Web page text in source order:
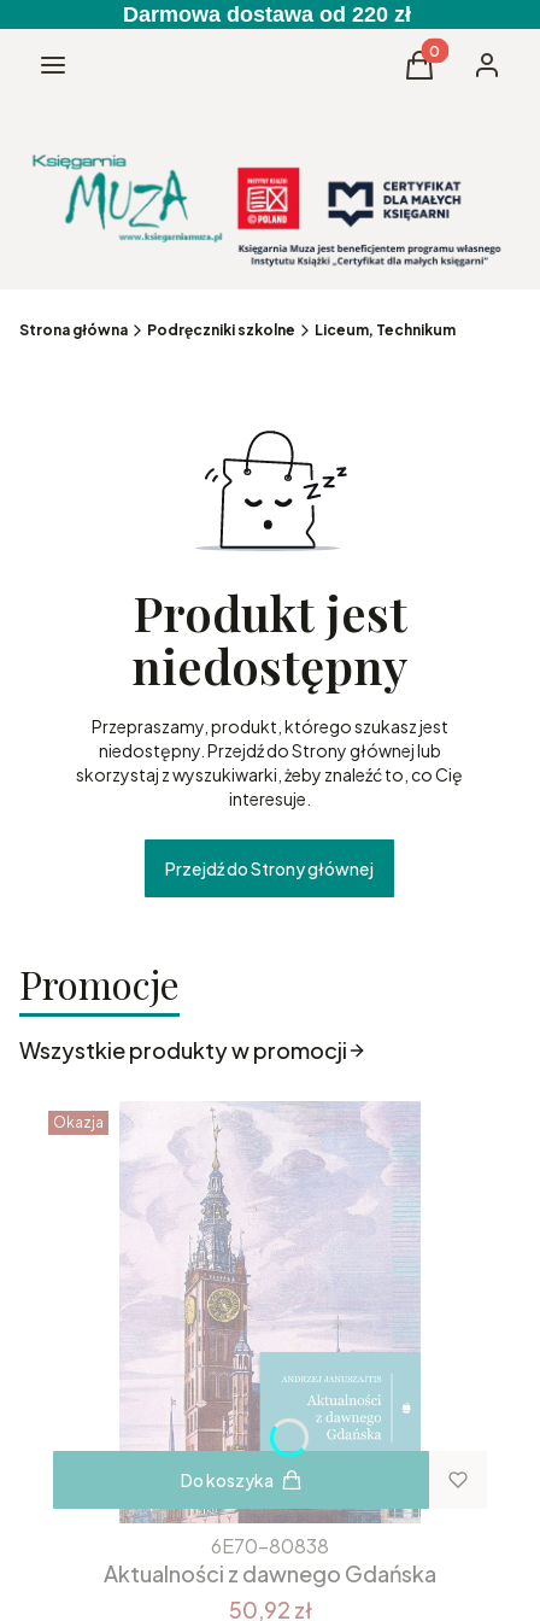
Darmowa dostawa od 220 zł
Menu Produkty w
Koszyk
Strona główna Podręczniki szkolne Liceum, Technikum
Produkt jest
niedostępny
Przepraszamy, produkt, którego szukasz jest
niedostępny. Przejdź do Strony głównej lub
skorzystaj z wyszukiwarki, żeby znaleźć to, co Cię
interesuje.
Przejdź do Strony głównej
Promocje
Wszystkie produkty w promocji
Okazja
Do koszyka
6E70-80838
Aktualności z dawnego Gdańska
50,92 zł